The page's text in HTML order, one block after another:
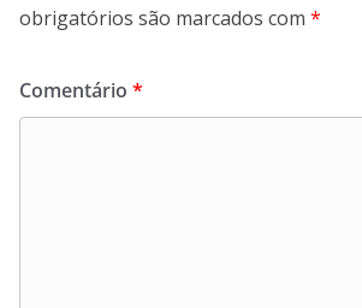
obrigatórios são marcados com *
Comentário *